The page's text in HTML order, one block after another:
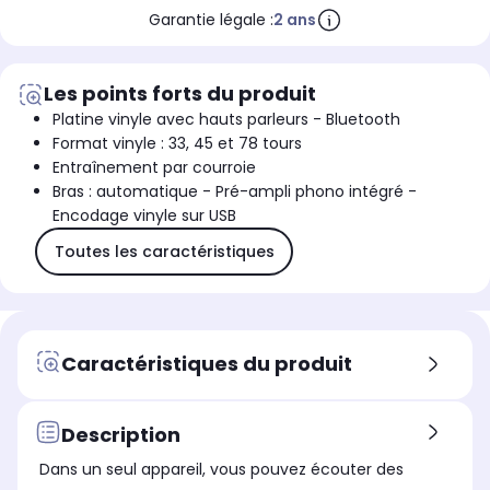
Garantie légale :2 ans
Les points forts du produit
Platine vinyle avec hauts parleurs - Bluetooth
Format vinyle : 33, 45 et 78 tours
Entraînement par courroie
Bras : automatique - Pré-ampli phono intégré -
Encodage vinyle sur USB
Toutes les caractéristiques
Caractéristiques du produit
Description
Dans un seul appareil, vous pouvez écouter des